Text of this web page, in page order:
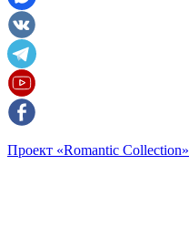
Проект «Romantic Collection»